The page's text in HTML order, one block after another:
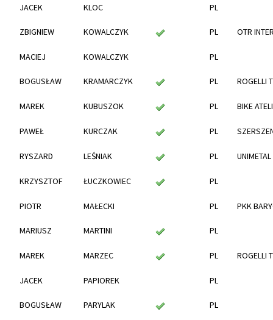
JACEK KLOC PL
ZBIGNIEW KOWALCZYK PL OTR
MACIEJ KOWALCZYK PL
BOGUSŁAW KRAMARCZYK PL ROGELLI
MAREK KUBUSZOK PL BIKE
PAWEŁ KURCZAK PL
RYSZARD LEŚNIAK PL
KRZYSZTOF ŁUCZKOWIEC PL
PIOTR MAŁECKI PL PKK
MARIUSZ MARTINI PL
MAREK MARZEC PL ROGELLI
JACEK PAPIOREK PL
BOGUSŁAW PARYLAK PL